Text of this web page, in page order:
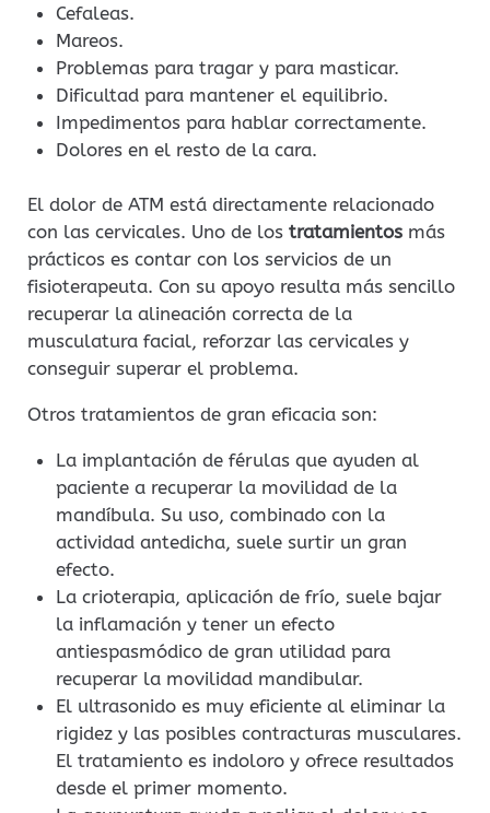
Cefaleas.
Mareos.
Problemas para tragar y para masticar.
Dificultad para mantener el equilibrio.
Impedimentos para hablar correctamente.
Dolores en el resto de la cara.
El dolor de ATM está directamente relacionado
con las cervicales. Uno de los tratamientos más
prácticos es contar con los servicios de un
fisioterapeuta. Con su apoyo resulta más sencillo
recuperar la alineación correcta de la
musculatura facial, reforzar las cervicales y
conseguir superar el problema.
Otros tratamientos de gran eficacia son:
La implantación de férulas que ayuden al
paciente a recuperar la movilidad de la
mandíbula. Su uso, combinado con la
actividad antedicha, suele surtir un gran
efecto.
La crioterapia, aplicación de frío, suele bajar
la inflamación y tener un efecto
antiespasmódico de gran utilidad para
recuperar la movilidad mandibular.
El ultrasonido es muy eficiente al eliminar la
rigidez y las posibles contracturas musculares.
El tratamiento es indoloro y ofrece resultados
desde el primer momento.